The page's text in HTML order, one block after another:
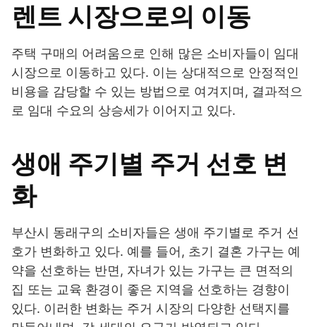
렌트 시장으로의 이동
주택 구매의 어려움으로 인해 많은 소비자들이 임대
시장으로 이동하고 있다. 이는 상대적으로 안정적인
비용을 감당할 수 있는 방법으로 여겨지며, 결과적으
로 임대 수요의 상승세가 이어지고 있다.
생애 주기별 주거 선호 변
화
부산시 동래구의 소비자들은 생애 주기별로 주거 선
호가 변화하고 있다. 예를 들어, 초기 결혼 가구는 예
약을 선호하는 반면, 자녀가 있는 가구는 큰 면적의
집 또는 교육 환경이 좋은 지역을 선호하는 경향이
있다. 이러한 변화는 주거 시장의 다양한 선택지를